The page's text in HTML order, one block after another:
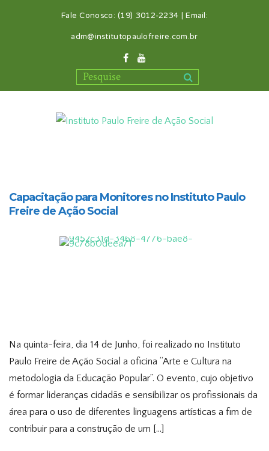
Fale Conosco: (19) 3012-2234 | Email:
adm@institutopaulofreire.com.br
Capacitação para Monitores no Instituto Paulo
Freire de Ação Social
Na quinta-feira, dia 14 de Junho, foi realizado no Instituto
Paulo Freire de Ação Social a oficina “Arte e Cultura na
metodologia da Educação Popular”. O evento, cujo objetivo
é formar lideranças cidadãs e sensibilizar os profissionais da
área para o uso de diferentes linguagens artísticas a fim de
contribuir para a construção de um […]